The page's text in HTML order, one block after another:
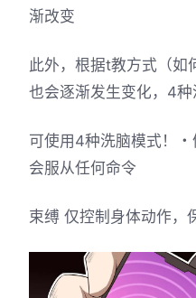
渐改变
此外，根据t教方式（如
也会逐渐发生变化，4
可使用4种洗脑模式！
会服从任何命令
束缚 仅控制身体动作，